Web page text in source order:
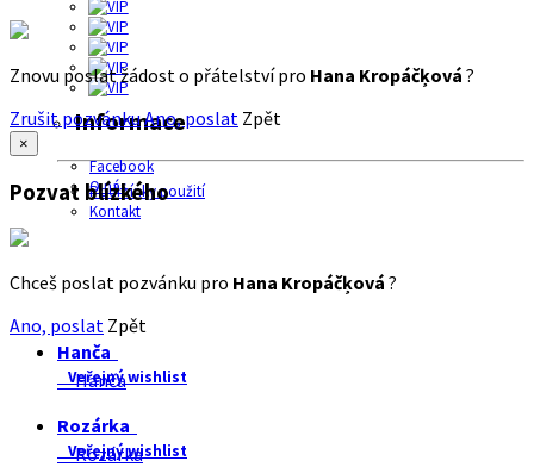
Informace
Facebook
O nás
Podmínky použití
Kontakt
Znovu poslat žádost o přátelství pro Hana Kropáčķová ?
Zrušit pozvánkuAno, poslat Zpět
×
Pozvat blízkého
Chceš poslat pozvánku pro Hana Kropáčķová ?
Ano, poslat Zpět
Hanča
Veřejný wishlist
Hanča
Rozárka
Veřejný wishlist
Rozárka